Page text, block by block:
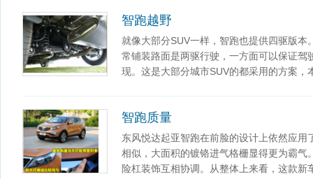
智跑越野
就像大部分SUV一样，智跑也提供四驱版
常铺装路面是两驱行驶，一方面可以保证
现。这是大部分城市SUV的都采用的方案，
智跑质量
东风悦达起亚智跑在前脸的设计上依然应
相似，大面积的镀铬进气格栅显得更为霸
险杠装饰互相协调。从整体上来看，这款新